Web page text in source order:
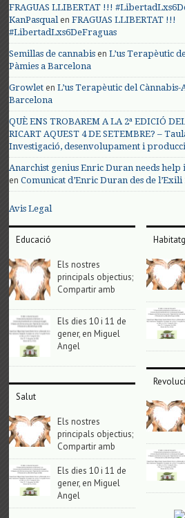
FRAGUAS LLIBERTAT !!!
KanPasqualenFRAGUAS LLIBERTAT !!!
#LibertadLxs6DeFraguas
Semillas de cannabis enL’us Terapèutic
Pàmies a Barcelona
Growlet enL’us Terapèutic del Cànnabis-
Barcelona
QUÈ ENS TROBAREM A LA 2ª EDICIÓ
RICART AQUEST 4 DE SETEMBRE? –
Investigació, desenvolupament i
Anarchist genius Enric Duran needs help
enComunicat d’Enric Duran des de l’Exili
Avis Legal
Educació
Els nostres
principals objectius;
Compartir amb
Els dies 10 i 11 de
gener, en Miguel
Angel
Salut
Els nostres
principals objectius;
Compartir amb
Els dies 10 i 11 de
gener, en Miguel
Angel